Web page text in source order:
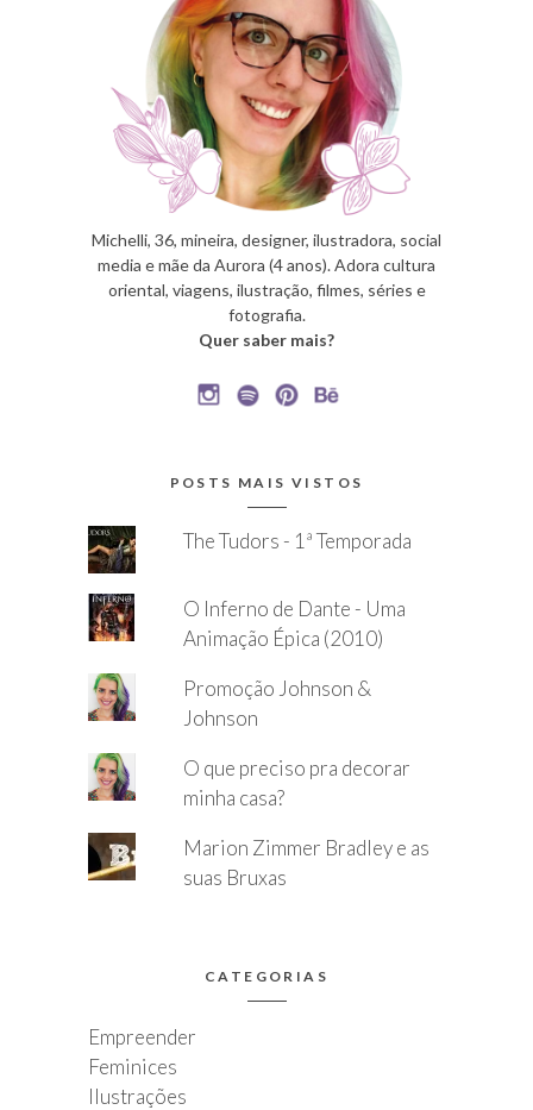
Michelli, 36, mineira, designer, ilustradora, social
media e mãe da Aurora (4 anos). Adora cultura
oriental, viagens, ilustração, filmes, séries e
fotografia.
Quer saber mais?
POSTS MAIS VISTOS
The Tudors - 1ª Temporada
O Inferno de Dante - Uma
Animação Épica (2010)
Promoção Johnson &
Johnson
O que preciso pra decorar
minha casa?
Marion Zimmer Bradley e as
suas Bruxas
CATEGORIAS
Empreender
Feminices
Ilustrações